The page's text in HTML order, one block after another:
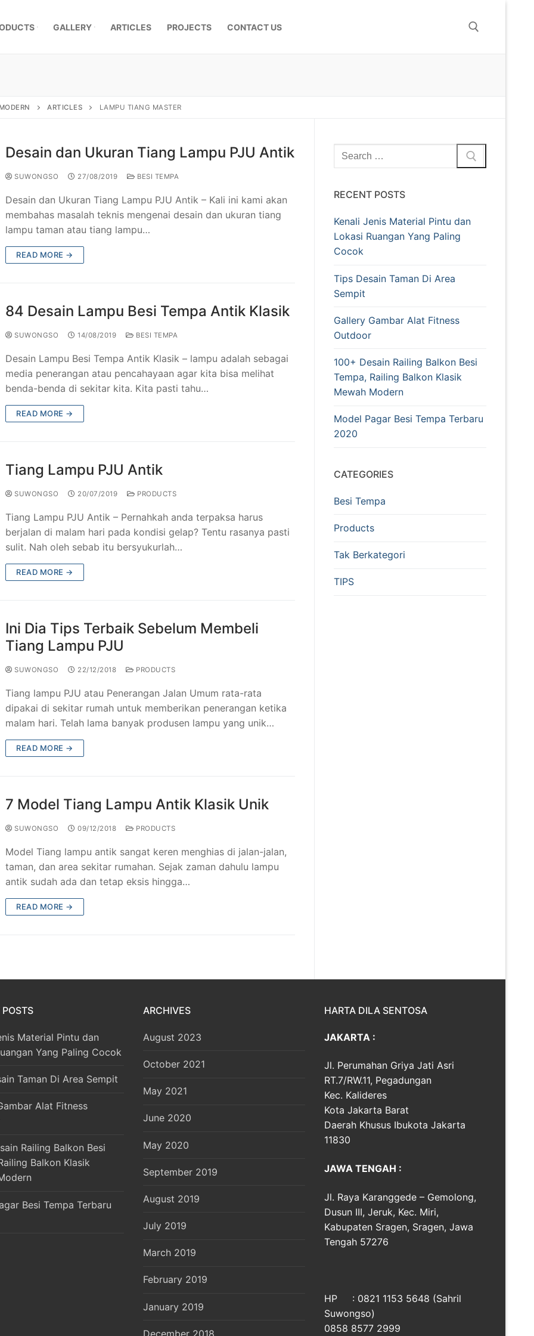
GALLERY ARTICLES PROJECTS CONTACT US
Klasik
Tempa
Tempa
Murah Jakarta
Klasik
Antik
Jakarta
Pagar Besi Tempa Mewah
Tangga Besi Tempa Klasik Mewah
Besi Tempa Antik Mewah
ARTICLES LAMPU TIANG MASTER
Desain dan Ukuran Tiang Lampu PJU Antik
SUWONGSO 27/08/2019 BESI TEMPA
Desain dan Ukuran Tiang Lampu PJU Antik – Kali ini kami akan
membahas masalah teknis mengenai desain dan ukuran tiang
lampu taman atau tiang lampu…
READ MORE →
84 Desain Lampu Besi Tempa Antik Klasik
SUWONGSO 14/08/2019 BESI TEMPA
Desain Lampu Besi Tempa Antik Klasik – lampu adalah sebagai
media penerangan atau pencahayaan agar kita bisa melihat
benda-benda di sekitar kita. Kita pasti tahu…
READ MORE →
Tiang Lampu PJU Antik
SUWONGSO 20/07/2019 PRODUCTS
Tiang Lampu PJU Antik – Pernahkah anda terpaksa harus
berjalan di malam hari pada kondisi gelap? Tentu rasanya pasti
sulit. Nah oleh sebab itu bersyukurlah…
READ MORE →
Ini Dia Tips Terbaik Sebelum Membeli
Tiang Lampu PJU
SUWONGSO 22/12/2018 PRODUCTS
Tiang lampu PJU atau Penerangan Jalan Umum rata-rata
dipakai di sekitar rumah untuk memberikan penerangan ketika
malam hari. Telah lama banyak produsen lampu yang unik…
READ MORE →
7 Model Tiang Lampu Antik Klasik Unik
SUWONGSO 09/12/2018 PRODUCTS
Model Tiang lampu antik sangat keren menghias di jalan-jalan,
taman, dan area sekitar rumahan. Sejak zaman dahulu lampu
antik sudah ada dan tetap eksis hingga…
READ MORE →
RECENT POSTS
Kenali Jenis Material Pintu dan
Lokasi Ruangan Yang Paling
Cocok
Tips Desain Taman Di Area
Sempit
Gallery Gambar Alat Fitness
Outdoor
100+ Desain Railing Balkon Besi
Tempa, Railing Balkon Klasik
Mewah Modern
Model Pagar Besi Tempa Terbaru
2020
CATEGORIES
Besi Tempa
Products
Tak Berkategori
TIPS
Material Pintu dan
Yang Paling Cocok
Taman Di Area Sempit
Alat Fitness
Railing Balkon Besi
Balkon Klasik
Besi Tempa Terbaru
ARCHIVES
August 2023
October 2021
May 2021
June 2020
May 2020
September 2019
August 2019
July 2019
March 2019
February 2019
January 2019
December 2018
HARTA DILA SENTOSA
JAKARTA :
Jl. Perumahan Griya Jati Asri
RT.7/RW.11, Pegadungan
Kec. Kalideres
Kota Jakarta Barat
Daerah Khusus Ibukota Jakarta
11830
JAWA TENGAH :
Jl. Raya Karanggede – Gemolong,
Dusun III, Jeruk, Kec. Miri,
Kabupaten Sragen, Sragen, Jawa
Tengah 57276
HP : 0821 1153 5648 (Sahril
Suwongso)
0858 8577 2999